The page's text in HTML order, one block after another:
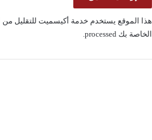
هذا الموقع يستخدم خدمة أكيسميت للتقليل من
الخاصة بك processed
.